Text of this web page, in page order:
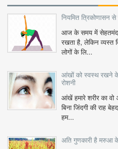
नियमित त्रिकोणासन से
आज के समय में सेहतमंद
रखता है, लेकिन व्यस्त
लोगों के लि...
आंखों को स्वस्थ रखने के
रोशनी
आंखें हमारे शरीर का
बिना जिंदगी की राह
हम...
अति गुणकारी है मरुआ